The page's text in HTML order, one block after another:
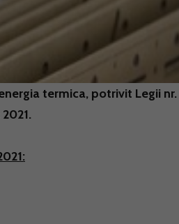
termica, potrivit Legii nr.